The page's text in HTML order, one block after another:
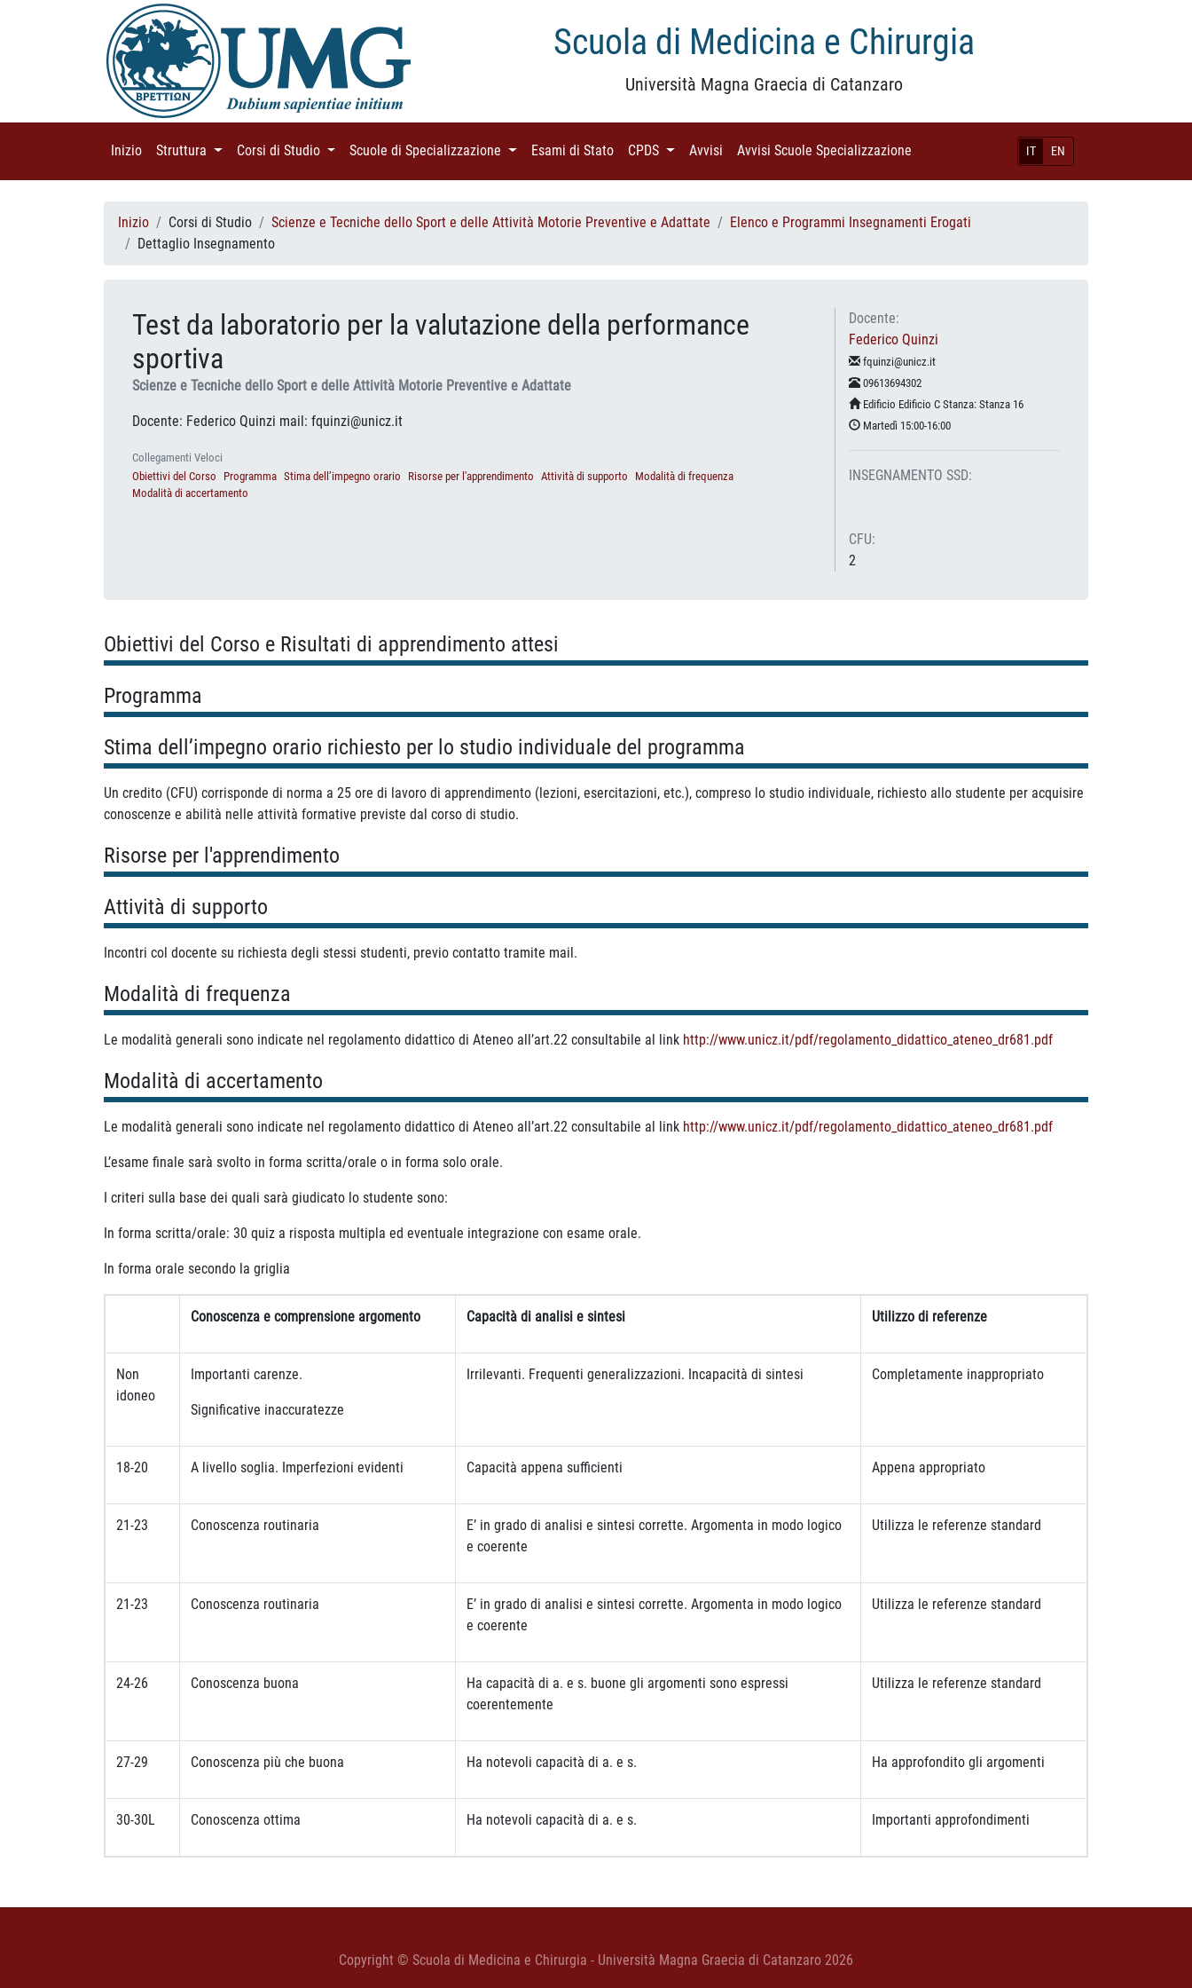
Scuola di Medicina e Chirurgia
Università Magna Graecia di Catanzaro
IT EN
Inizio (current)
Struttura (current)Corsi di Studio (current)Scuole di Specializzazione (current)Esami di Stato (current)
CPDS (current)
Avvisi (current)
Avvisi Scuole Specializzazione
Inizio Corsi di Studio Scienze e Tecniche dello Sport e delle Attività Motorie Preventive e Adattate
Elenco e Programmi Insegnamenti Erogati
Dettaglio Insegnamento
Test da laboratorio per la valutazione della performance
sportiva
Scienze e Tecniche dello Sport e delle Attività Motorie Preventive e Adattate
Docente: Federico Quinzi mail: fquinzi@unicz.it
Collegamenti Veloci
Obiettivi del Corso
Programma Stima dell’impegno orario Risorse per l'apprendimento Attività di supporto
Modalità di frequenza
Modalità di accertamento
Docente:
Federico Quinzi
fquinzi@unicz.it
09613694302
Edificio Edificio C Stanza: Stanza 16
Martedì 15:00-16:00
INSEGNAMENTO SSD:
CFU:
2
Obiettivi del Corso e Risultati di apprendimento attesi
Programma
Stima dell’impegno orario richiesto per lo studio individuale del programma
Un credito (CFU) corrisponde di norma a 25 ore di lavoro di apprendimento (lezioni, esercitazioni, etc.), compreso lo studio individuale, richiesto allo studente per acquisire
conoscenze e abilità nelle attività formative previste dal corso di studio.
Risorse per l'apprendimento
Attività di supporto
Incontri col docente su richiesta degli stessi studenti, previo contatto tramite mail.
Modalità di frequenza
Le modalità generali sono indicate nel regolamento didattico di Ateneo all’art.22 consultabile al link http://www.unicz.it/pdf/regolamento_didattico_ateneo_dr681.pdf
Modalità di accertamento
Le modalità generali sono indicate nel regolamento didattico di Ateneo all’art.22 consultabile al link http://www.unicz.it/pdf/regolamento_didattico_ateneo_dr681.pdf
L’esame finale sarà svolto in forma scritta/orale o in forma solo orale.
I criteri sulla base dei quali sarà giudicato lo studente sono:
In forma scritta/orale: 30 quiz a risposta multipla ed eventuale integrazione con esame orale.
In forma orale secondo la griglia
Conoscenza e comprensione argomento Capacità di analisi e sintesi Utilizzo di referenze
Non
idoneo
Importanti carenze.
Significative inaccuratezze
Irrilevanti. Frequenti generalizzazioni. Incapacità di sintesi Completamente inappropriato
18-20 A livello soglia. Imperfezioni evidenti Capacità appena sufficienti Appena appropriato
21-23 Conoscenza routinaria
E’ in grado di analisi e sintesi corrette. Argomenta in modo logico
e coerente
Utilizza le referenze standard
21-23 Conoscenza routinaria
E’ in grado di analisi e sintesi corrette. Argomenta in modo logico
e coerente
Utilizza le referenze standard
24-26 Conoscenza buona
Ha capacità di a. e s. buone gli argomenti sono espressi
coerentemente
Utilizza le referenze standard
27-29 Conoscenza più che buona Ha notevoli capacità di a. e s. Ha approfondito gli argomenti
30-30L Conoscenza ottima Ha notevoli capacità di a. e s. Importanti approfondimenti
Copyright © Scuola di Medicina e Chirurgia - Università Magna Graecia di Catanzaro 2026